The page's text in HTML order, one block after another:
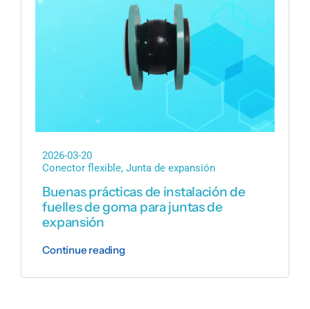
2026-03-20
Conector flexible,Junta de expansión
Buenas prácticas de instalación de
fuelles de goma para juntas de
expansión
Continue reading